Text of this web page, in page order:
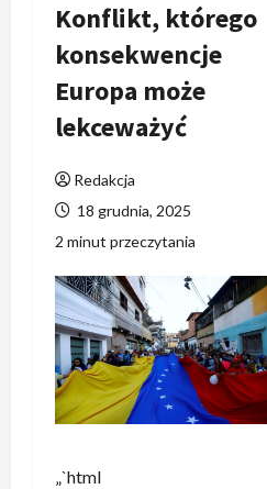
Konflikt, którego
konsekwencje
Europa może
lekceważyć
Redakcja
18 grudnia, 2025
2 minut przeczytania
„`html